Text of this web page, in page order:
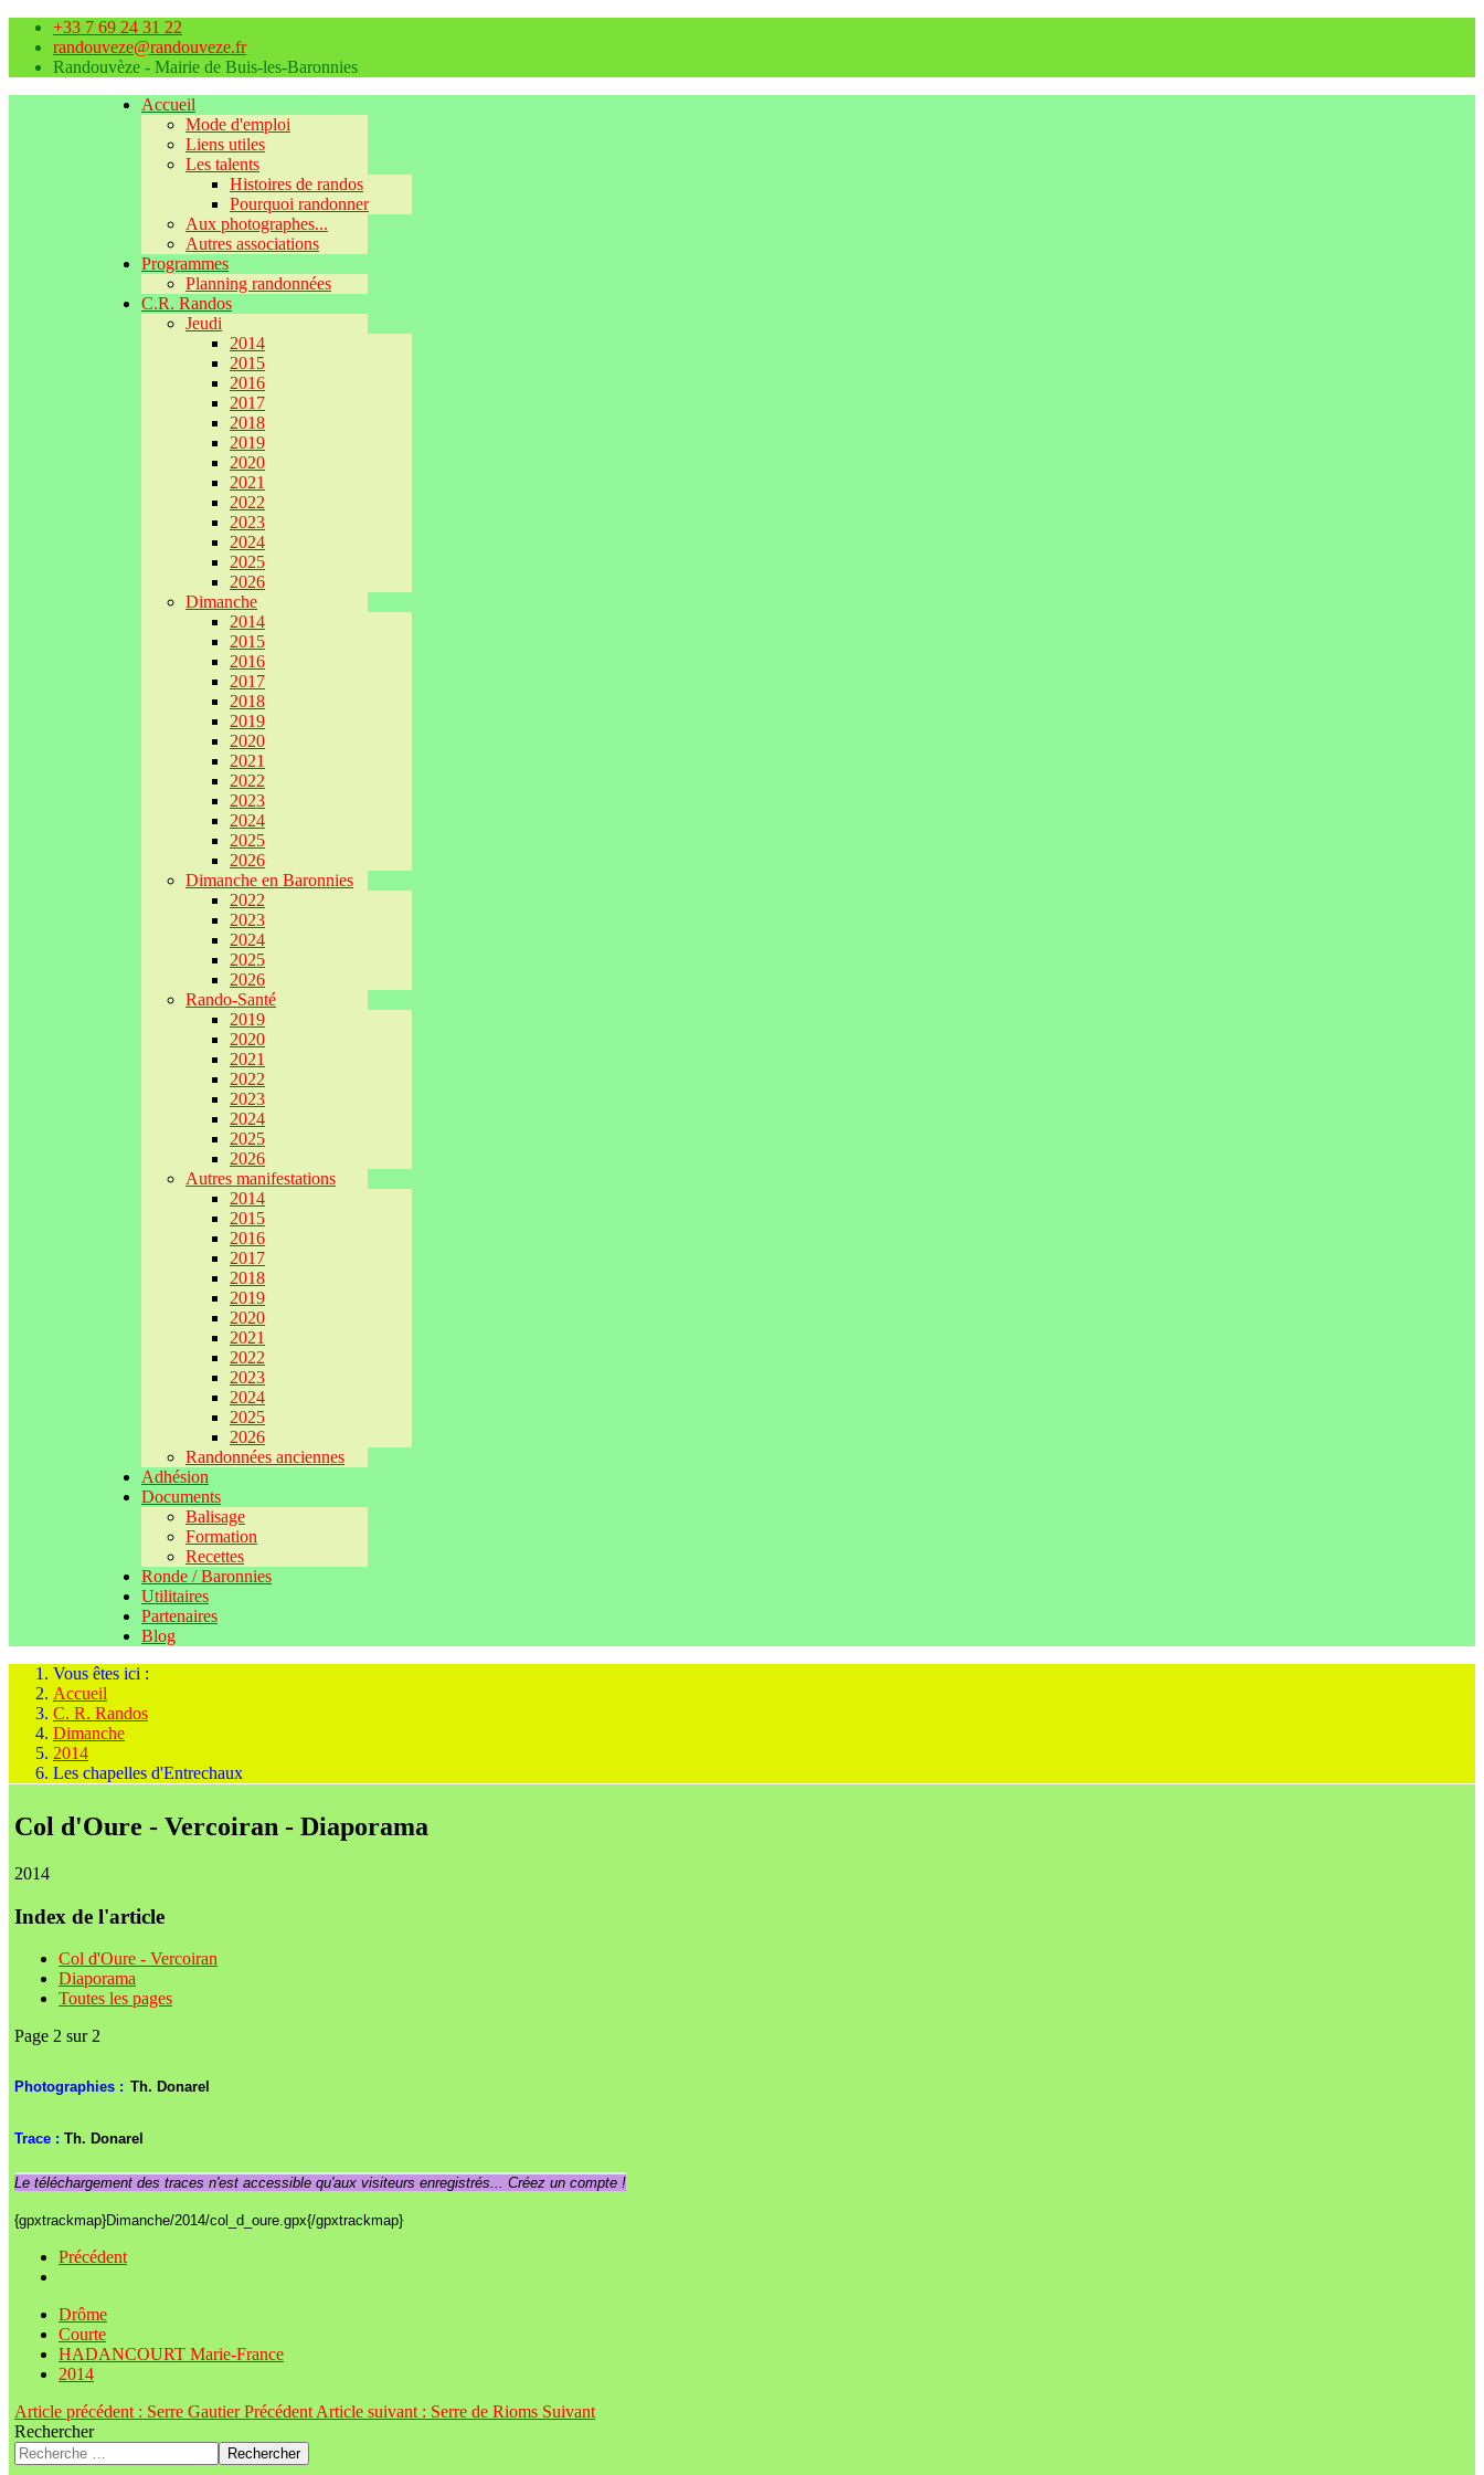
+33 7 69 24 31 22
randouveze@randouveze.fr
Randouvèze - Mairie de Buis-les-Baronnies
Accueil
Mode d'emploi
Liens utiles
Les talents
Histoires de randos
Pourquoi randonner
Aux photographes...
Autres associations
Programmes
Planning randonnées
C.R. Randos
Jeudi
2014
2015
2016
2017
2018
2019
2020
2021
2022
2023
2024
2025
2026
Dimanche
2014
2015
2016
2017
2018
2019
2020
2021
2022
2023
2024
2025
2026
Dimanche en Baronnies
2022
2023
2024
2025
2026
Rando-Santé
2019
2020
2021
2022
2023
2024
2025
2026
Autres manifestations
2014
2015
2016
2017
2018
2019
2020
2021
2022
2023
2024
2025
2026
Randonnées anciennes
Adhésion
Documents
Balisage
Formation
Recettes
Ronde / Baronnies
Utilitaires
Partenaires
Blog
Vous êtes ici :
Accueil
C. R. Randos
Dimanche
2014
Les chapelles d'Entrechaux
Col d'Oure - Vercoiran - Diaporama
2014
Index de l'article
Col d'Oure - Vercoiran
Diaporama
Toutes les pages
Page 2 sur 2
Photographies : Th. Donarel
Trace : Th. Donarel
Le téléchargement des traces n'est accessible qu'aux visiteurs enregistrés... Créez un compte !
{gpxtrackmap}Dimanche/2014/col_d_oure.gpx{/gpxtrackmap}
Précédent
Drôme
Courte
HADANCOURT Marie-France
2014
Article précédent : Serre GautierPrécédent Article suivant : Serre de Rioms Suivant
Rechercher
Rechercher